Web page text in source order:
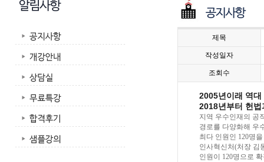
제목
작성일자
조회수
2005년이래 역
2018년부터 헌
지역 우수인재의 공
경로를 다양화해 우
최다 인원인 120명
인사혁신처(처장 김
인원이 120명으로